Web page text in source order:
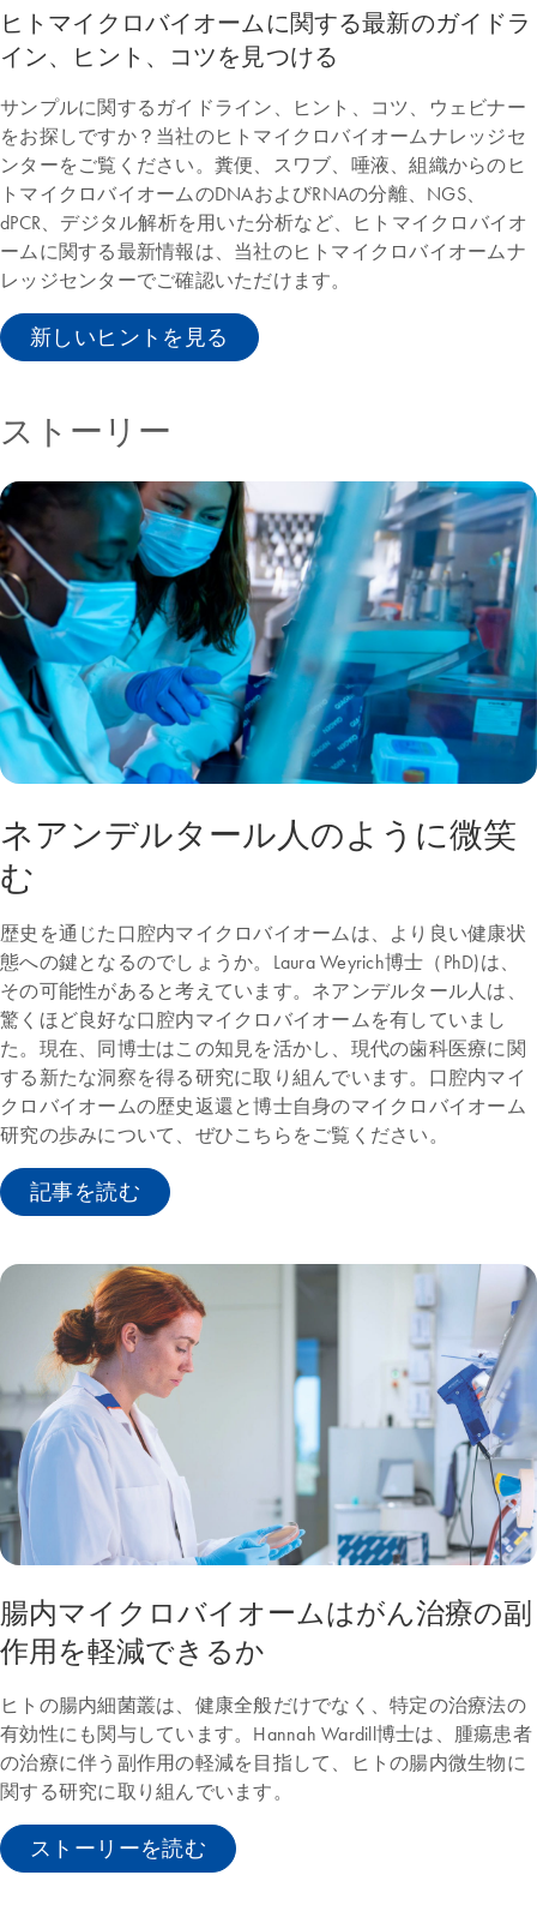
ヒトマイクロバイオームに関する最新のガイドラ
イン、ヒント、コツを見つける
サンプルに関するガイドライン、ヒント、コツ、ウェビナー
をお探しですか？当社のヒトマイクロバイオームナレッジセ
ンターをご覧ください。糞便、スワブ、唾液、組織からのヒ
トマイクロバイオームのDNAおよびRNAの分離、NGS、
dPCR、デジタル解析を用いた分析など、ヒトマイクロバイオ
ームに関する最新情報は、当社のヒトマイクロバイオームナ
レッジセンターでご確認いただけます。
新しいヒントを見る
ストーリー
ネアンデルタール人のように微笑
む
歴史を通じた口腔内マイクロバイオームは、より良い健康状
態への鍵となるのでしょうか。Laura Weyrich博士（PhD)は、
その可能性があると考えています。ネアンデルタール人は、
驚くほど良好な口腔内マイクロバイオームを有していまし
た。現在、同博士はこの知見を活かし、現代の歯科医療に関
する新たな洞察を得る研究に取り組んでいます。口腔内マイ
クロバイオームの歴史返還と博士自身のマイクロバイオーム
研究の歩みについて、ぜひこちらをご覧ください。
記事を読む
腸内マイクロバイオームはがん治療の副
作用を軽減できるか
ヒトの腸内細菌叢は、健康全般だけでなく、特定の治療法の
有効性にも関与しています。Hannah Wardill博士は、腫瘍患者
の治療に伴う副作用の軽減を目指して、ヒトの腸内微生物に
関する研究に取り組んでいます。
ストーリーを読む